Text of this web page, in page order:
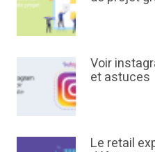
Voir
et astuces
Le retail